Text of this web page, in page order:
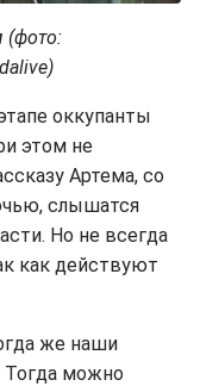
(фото:
оккупанты
этом не
Артема, со
слышатся
Но не всегда
как действуют
же наши
Тогда можно